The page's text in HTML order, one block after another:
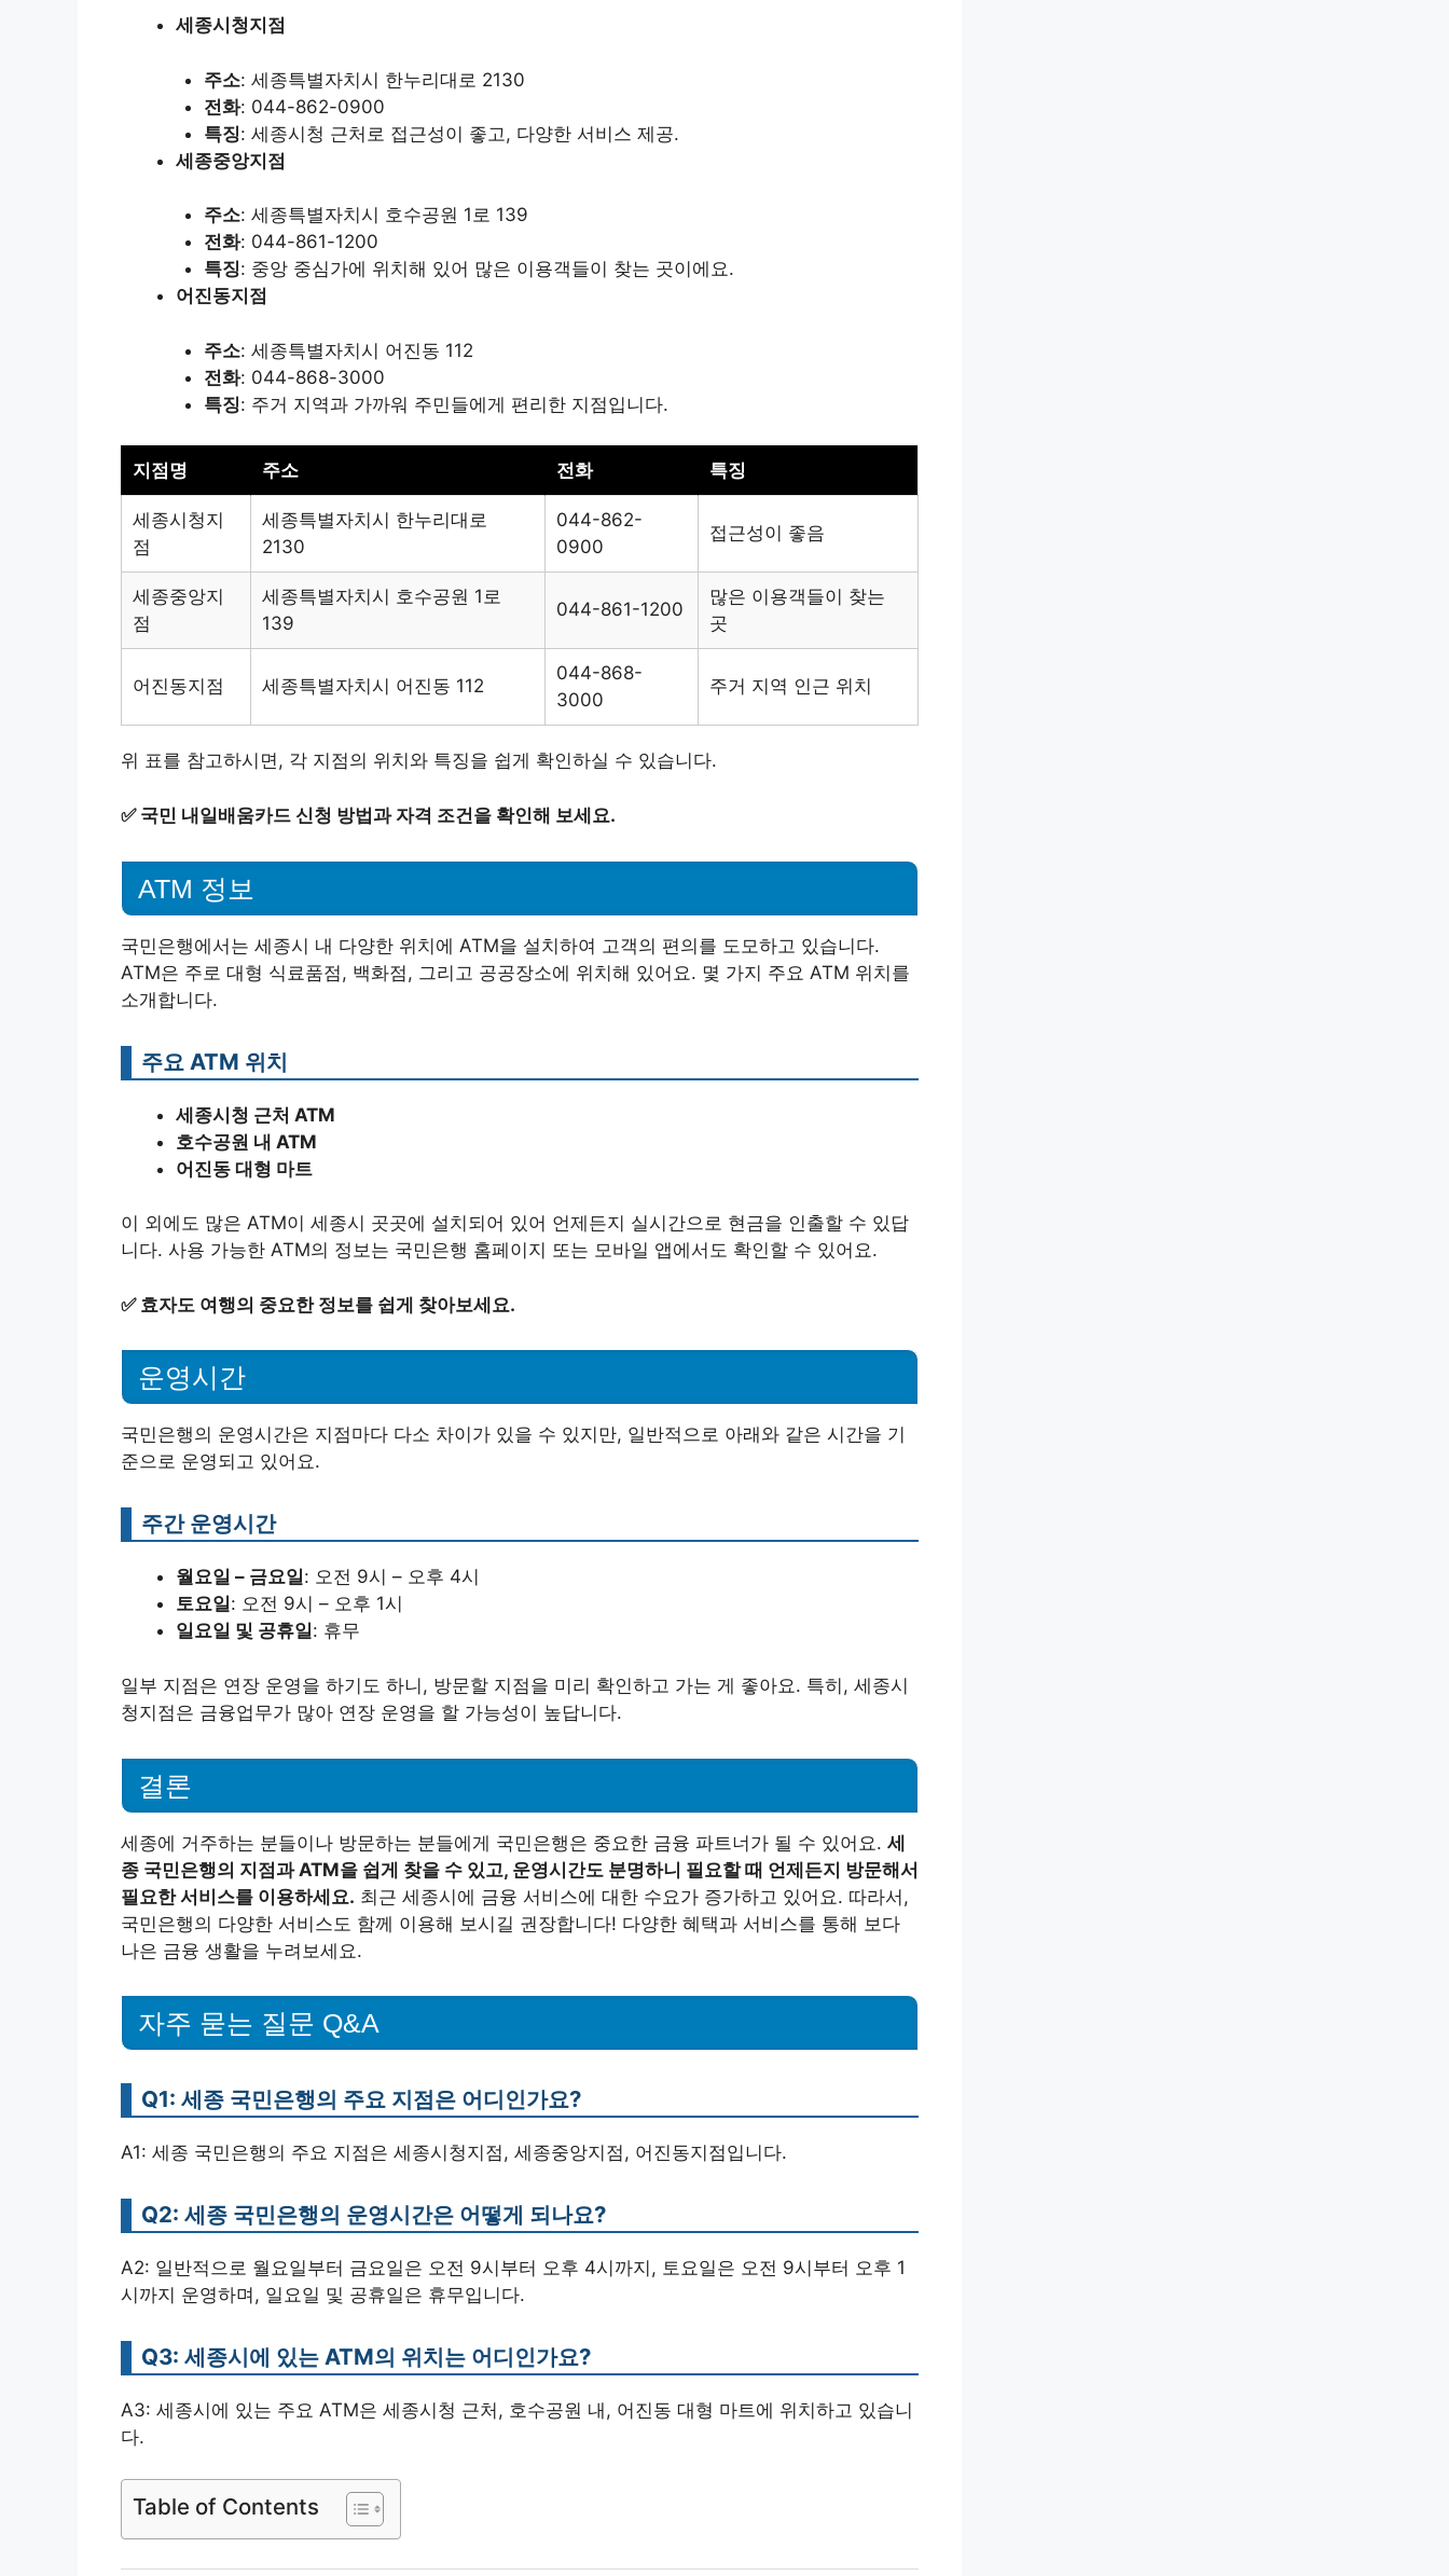
세종시청지점
주소: 세종특별자치시 한누리대로 2130
전화: 044-862-0900
특징: 세종시청 근처로 접근성이 좋고, 다양한 서비스 제공.
세종중앙지점
주소: 세종특별자치시 호수공원 1로 139
전화: 044-861-1200
특징: 중앙 중심가에 위치해 있어 많은 이용객들이 찾는 곳이에요.
어진동지점
주소: 세종특별자치시 어진동 112
전화: 044-868-3000
특징: 주거 지역과 가까워 주민들에게 편리한 지점입니다.
지점명 주소 전화 특징
세종시청지
점
세종특별자치시 한누리대로
2130
044-862-
0900
접근성이 좋음
세종중앙지
점
세종특별자치시 호수공원 1로
139
044-861-1200
많은 이용객들이 찾는
곳
어진동지점 세종특별자치시 어진동 112
044-868-
3000
주거 지역 인근 위치
위 표를 참고하시면, 각 지점의 위치와 특징을 쉽게 확인하실 수 있습니다.
✅ 국민 내일배움카드 신청 방법과 자격 조건을 확인해 보세요.
ATM 정보
국민은행에서는 세종시 내 다양한 위치에 ATM을 설치하여 고객의 편의를 도모하고 있습니다.
ATM은 주로 대형 식료품점, 백화점, 그리고 공공장소에 위치해 있어요. 몇 가지 주요 ATM 위치를
소개합니다.
주요 ATM 위치
세종시청 근처 ATM
호수공원 내 ATM
어진동 대형 마트
이 외에도 많은 ATM이 세종시 곳곳에 설치되어 있어 언제든지 실시간으로 현금을 인출할 수 있답
니다. 사용 가능한 ATM의 정보는 국민은행 홈페이지 또는 모바일 앱에서도 확인할 수 있어요.
✅ 효자도 여행의 중요한 정보를 쉽게 찾아보세요.
운영시간
국민은행의 운영시간은 지점마다 다소 차이가 있을 수 있지만, 일반적으로 아래와 같은 시간을 기
준으로 운영되고 있어요.
주간 운영시간
월요일 – 금요일: 오전 9시 – 오후 4시
토요일: 오전 9시 – 오후 1시
일요일 및 공휴일: 휴무
일부 지점은 연장 운영을 하기도 하니, 방문할 지점을 미리 확인하고 가는 게 좋아요. 특히, 세종시
청지점은 금융업무가 많아 연장 운영을 할 가능성이 높답니다.
결론
세종에 거주하는 분들이나 방문하는 분들에게 국민은행은 중요한 금융 파트너가 될 수 있어요. 세
종 국민은행의 지점과 ATM을 쉽게 찾을 수 있고, 운영시간도 분명하니 필요할 때 언제든지 방문해서
필요한 서비스를 이용하세요. 최근 세종시에 금융 서비스에 대한 수요가 증가하고 있어요. 따라서,
국민은행의 다양한 서비스도 함께 이용해 보시길 권장합니다! 다양한 혜택과 서비스를 통해 보다
나은 금융 생활을 누려보세요.
자주 묻는 질문 Q&A
Q1: 세종 국민은행의 주요 지점은 어디인가요?
A1: 세종 국민은행의 주요 지점은 세종시청지점, 세종중앙지점, 어진동지점입니다.
Q2: 세종 국민은행의 운영시간은 어떻게 되나요?
A2: 일반적으로 월요일부터 금요일은 오전 9시부터 오후 4시까지, 토요일은 오전 9시부터 오후 1
시까지 운영하며, 일요일 및 공휴일은 휴무입니다.
Q3: 세종시에 있는 ATM의 위치는 어디인가요?
A3: 세종시에 있는 주요 ATM은 세종시청 근처, 호수공원 내, 어진동 대형 마트에 위치하고 있습니
다.
Table of Contents